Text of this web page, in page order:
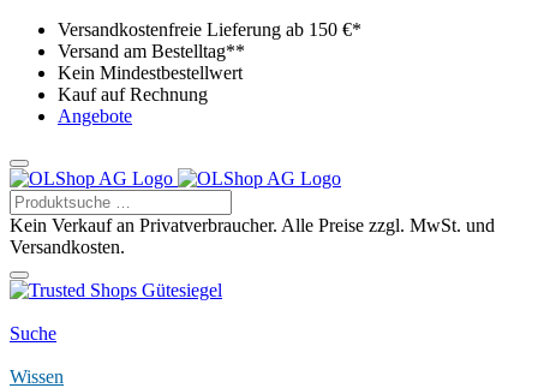
Versandkostenfreie Lieferung ab 150 €*
Versand am Bestelltag**
Kein Mindestbestellwert
Kauf auf Rechnung
Angebote
Kein Verkauf an Privatverbraucher. Alle Preise zzgl. MwSt. und
Versandkosten.
Suche
Wissen